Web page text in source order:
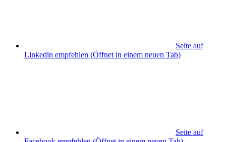
Seite auf
Linkedin empfehlen (Öffnet in einem neuen Tab)
Seite auf